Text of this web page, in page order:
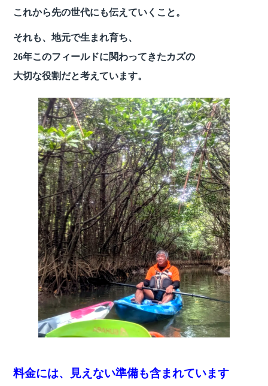
これから先の世代にも伝えていくこと。
それも、地元で生まれ育ち、
26年このフィールドに関わってきたカズの
大切な役割だと考えています。
料金には、見えない準備も含まれています